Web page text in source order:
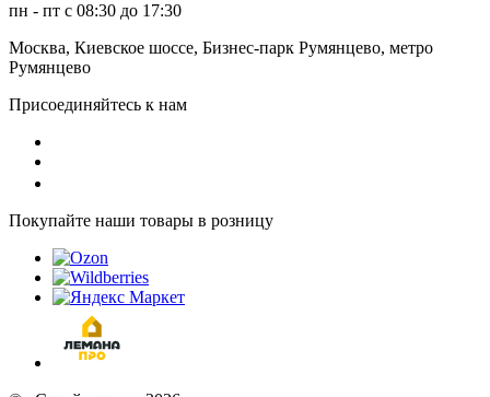
пн - пт с 08:30 до 17:30
Москва, Киевское шоссе, Бизнес-парк Румянцево, метро
Румянцево
Присоединяйтесь к нам
Покупайте наши товары в розницу